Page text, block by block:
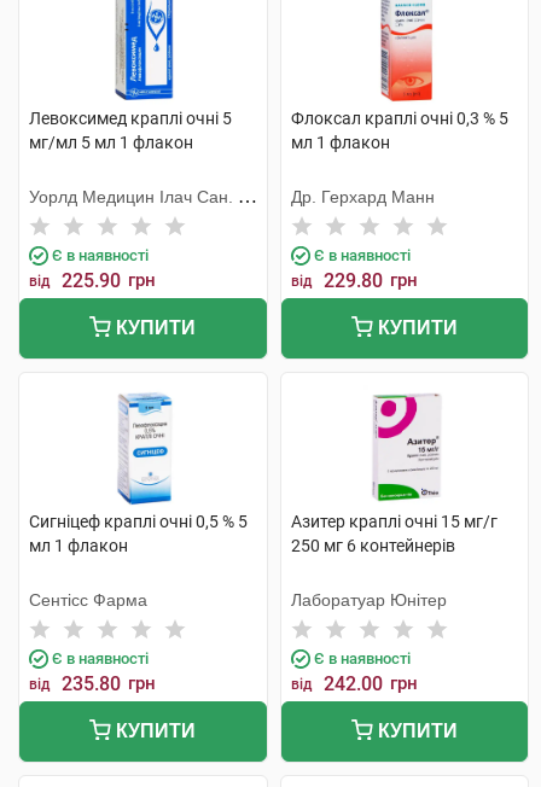
Левоксимед краплі очні 5
мг/мл 5 мл 1 флакон
Уорлд Медицин Ілач Сан. Ве
Тідж
Є в наявності
від 225.90 грн
КУПИТИ
Флоксал краплі очні 0,3 % 5
мл 1 флакон
Др. Герхард Манн
Є в наявності
від 229.80 грн
КУПИТИ
Сигніцеф краплі очні 0,5 % 5
мл 1 флакон
Сентісс Фарма
Є в наявності
від 235.80 грн
КУПИТИ
Азитер краплі очні 15 мг/г
250 мг 6 контейнерів
Лаборатуар Юнітер
Є в наявності
від 242.00 грн
КУПИТИ